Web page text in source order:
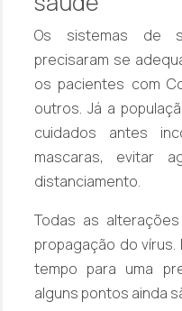
Os sistemas de
precisaram se
os pacientes com
outros. Já a
cuidados antes
mascaras, evitar
distanciamento.
Todas as
propagação do
tempo para uma
alguns pontos ainda